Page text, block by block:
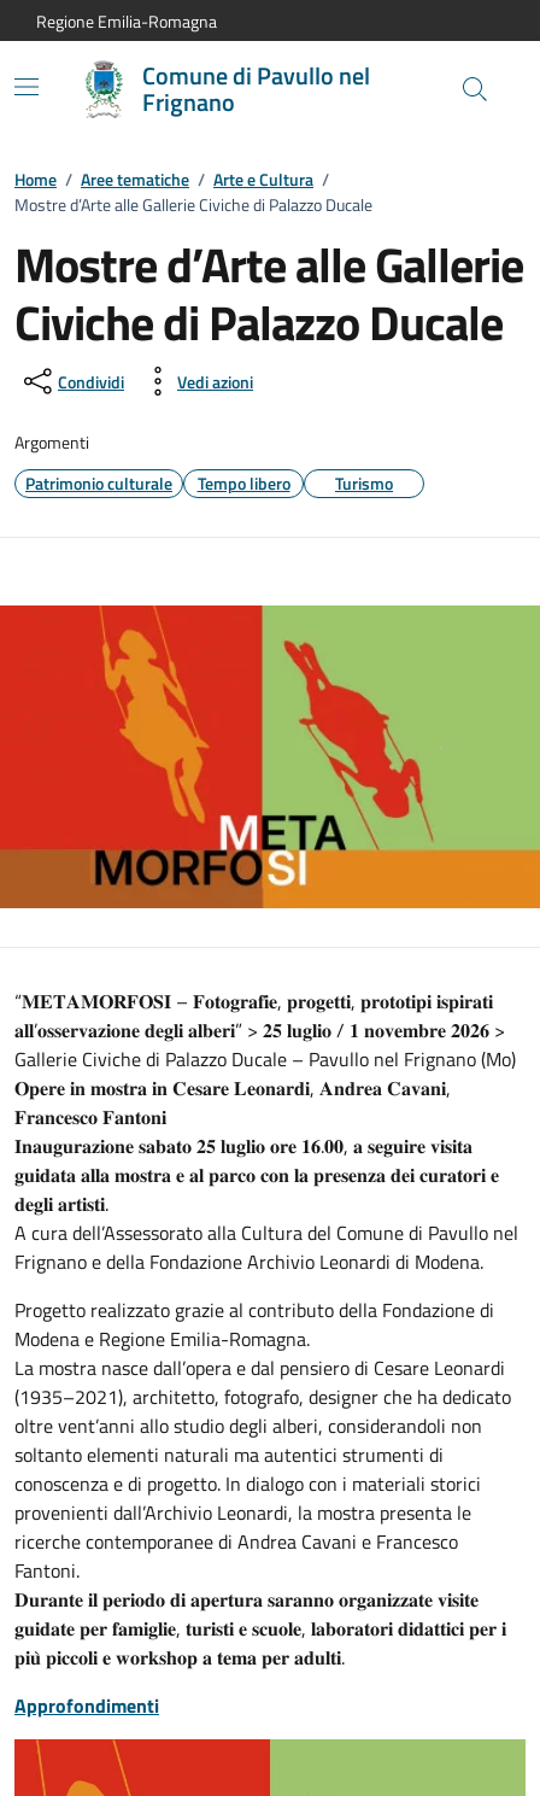
Vai al contenuto principale
Vai alla navigazione del sito
Vai al piede di pagina
Regione Emilia-Romagna
Comune di Pavullo nel
Frignano
Home / Aree tematiche / Arte e Cultura /
Mostre d’Arte alle Gallerie Civiche di Palazzo Ducale
Mostre d’Arte alle Gallerie
Civiche di Palazzo Ducale
Condividi Vedi azioni
Argomenti
Patrimonio culturale
Tempo libero Turismo
“𝐌𝐄𝐓𝐀𝐌𝐎𝐑𝐅𝐎𝐒𝐈 – 𝐅𝐨𝐭𝐨𝐠𝐫𝐚𝐟𝐢𝐞, 𝐩𝐫𝐨𝐠𝐞𝐭𝐭𝐢, 𝐩𝐫𝐨𝐭𝐨𝐭𝐢𝐩𝐢 𝐢𝐬𝐩𝐢𝐫𝐚𝐭𝐢
𝐚𝐥𝐥’𝐨𝐬𝐬𝐞𝐫𝐯𝐚𝐳𝐢𝐨𝐧𝐞 𝐝𝐞𝐠𝐥𝐢 𝐚𝐥𝐛𝐞𝐫𝐢” > 𝟐𝟓 𝐥𝐮𝐠𝐥𝐢𝐨 / 𝟏 𝐧𝐨𝐯𝐞𝐦𝐛𝐫𝐞 𝟐𝟎𝟐𝟔 >
Gallerie Civiche di Palazzo Ducale – Pavullo nel Frignano (Mo)
𝐎𝐩𝐞𝐫𝐞 𝐢𝐧 𝐦𝐨𝐬𝐭𝐫𝐚 𝐢𝐧 𝐂𝐞𝐬𝐚𝐫𝐞 𝐋𝐞𝐨𝐧𝐚𝐫𝐝𝐢, 𝐀𝐧𝐝𝐫𝐞𝐚 𝐂𝐚𝐯𝐚𝐧𝐢,
𝐅𝐫𝐚𝐧𝐜𝐞𝐬𝐜𝐨 𝐅𝐚𝐧𝐭𝐨𝐧𝐢
𝐈𝐧𝐚𝐮𝐠𝐮𝐫𝐚𝐳𝐢𝐨𝐧𝐞 𝐬𝐚𝐛𝐚𝐭𝐨 𝟐𝟓 𝐥𝐮𝐠𝐥𝐢𝐨 𝐨𝐫𝐞 𝟏𝟔.𝟎𝟎, 𝐚 𝐬𝐞𝐠𝐮𝐢𝐫𝐞 𝐯𝐢𝐬𝐢𝐭𝐚
𝐠𝐮𝐢𝐝𝐚𝐭𝐚 𝐚𝐥𝐥𝐚 𝐦𝐨𝐬𝐭𝐫𝐚 𝐞 𝐚𝐥 𝐩𝐚𝐫𝐜𝐨 𝐜𝐨𝐧 𝐥𝐚 𝐩𝐫𝐞𝐬𝐞𝐧𝐳𝐚 𝐝𝐞𝐢 𝐜𝐮𝐫𝐚𝐭𝐨𝐫𝐢 𝐞
𝐝𝐞𝐠𝐥𝐢 𝐚𝐫𝐭𝐢𝐬𝐭𝐢.
A cura dell’Assessorato alla Cultura del Comune di Pavullo nel
Frignano e della Fondazione Archivio Leonardi di Modena.
Progetto realizzato grazie al contributo della Fondazione di
Modena e Regione Emilia-Romagna.
La mostra nasce dall’opera e dal pensiero di Cesare Leonardi
(1935–2021), architetto, fotografo, designer che ha dedicato
oltre vent’anni allo studio degli alberi, considerandoli non
soltanto elementi naturali ma autentici strumenti di
conoscenza e di progetto. In dialogo con i materiali storici
provenienti dall’Archivio Leonardi, la mostra presenta le
ricerche contemporanee di Andrea Cavani e Francesco
Fantoni.
𝐃𝐮𝐫𝐚𝐧𝐭𝐞 𝐢𝐥 𝐩𝐞𝐫𝐢𝐨𝐝𝐨 𝐝𝐢 𝐚𝐩𝐞𝐫𝐭𝐮𝐫𝐚 𝐬𝐚𝐫𝐚𝐧𝐧𝐨 𝐨𝐫𝐠𝐚𝐧𝐢𝐳𝐳𝐚𝐭𝐞 𝐯𝐢𝐬𝐢𝐭𝐞
𝐠𝐮𝐢𝐝𝐚𝐭𝐞 𝐩𝐞𝐫 𝐟𝐚𝐦𝐢𝐠𝐥𝐢𝐞, 𝐭𝐮𝐫𝐢𝐬𝐭𝐢 𝐞 𝐬𝐜𝐮𝐨𝐥𝐞, 𝐥𝐚𝐛𝐨𝐫𝐚𝐭𝐨𝐫𝐢 𝐝𝐢𝐝𝐚𝐭𝐭𝐢𝐜𝐢 𝐩𝐞𝐫 𝐢
𝐩𝐢𝐮̀ 𝐩𝐢𝐜𝐜𝐨𝐥𝐢 𝐞 𝐰𝐨𝐫𝐤𝐬𝐡𝐨𝐩 𝐚 𝐭𝐞𝐦𝐚 𝐩𝐞𝐫 𝐚𝐝𝐮𝐥𝐭𝐢.
Approfondimenti